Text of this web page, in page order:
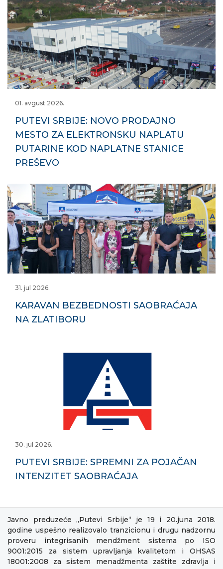
01. avgust 2026.
PUTEVI SRBIJE: NOVO PRODAJNO
MESTO ZA ELEKTRONSKU NAPLATU
PUTARINE KOD NAPLATNE STANICE
PREŠEVO
31. jul 2026.
KARAVAN BEZBEDNOSTI SAOBRAĆAJA
NA ZLATIBORU
30. jul 2026.
PUTEVI SRBIJE: SPREMNI ZA POJAČAN
INTENZITET SAOBRAĆAJA
Javno preduzeće „Putevi Srbije“ je 19 i 20.juna 2018.
godine uspešno realizovalo tranzicionu i drugu nadzornu
proveru integrisanih mendžment sistema po ISO
9001:2015 za sistem upravljanja kvalitetom i OHSAS
18001:2008 za sistem menadžmenta zaštite zdravlja i